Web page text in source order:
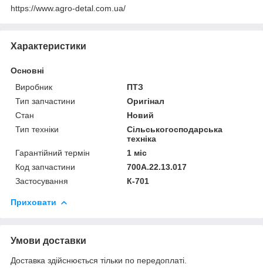
https://www.agro-detal.com.ua/
Характеристики
Основні
Виробник
ПТЗ
Тип запчастини
Оригінал
Стан
Новий
Тип техніки
Сільськогосподарська
техніка
Гарантійний термін
1 міс
Код запчастини
700А.22.13.017
Застосування
К-701
Приховати
Умови доставки
Доставка здійснюється тільки по передоплаті.